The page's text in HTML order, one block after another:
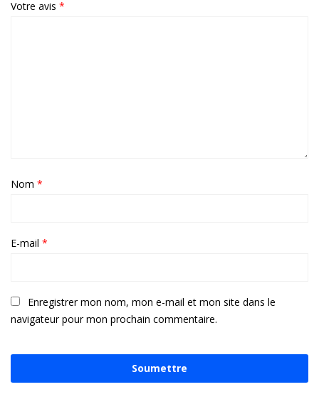
Votre avis *
Nom *
E-mail *
Enregistrer mon nom, mon e-mail et mon site dans le
navigateur pour mon prochain commentaire.